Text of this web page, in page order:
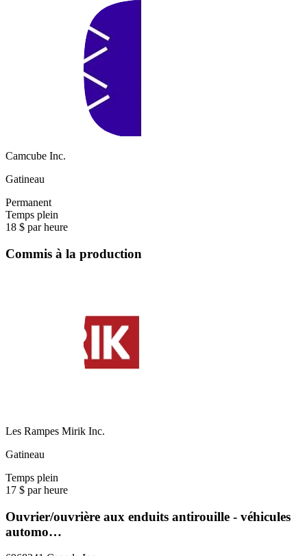
Camcube Inc.
Gatineau
Permanent
Temps plein
18 $ par heure
Commis à la production
Les Rampes Mirik Inc.
Gatineau
Temps plein
17 $ par heure
Ouvrier/ouvrière aux enduits antirouille - véhicules
automo…